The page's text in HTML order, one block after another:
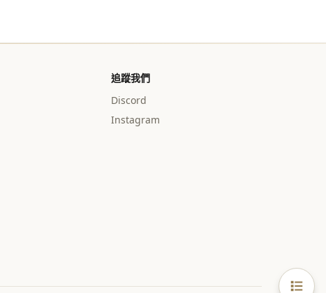
追蹤我們
Discord
Instagram